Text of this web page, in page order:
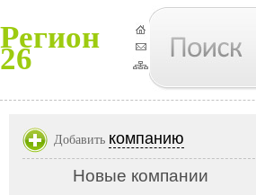
Регион
26
Добавить компанию
Новые компании